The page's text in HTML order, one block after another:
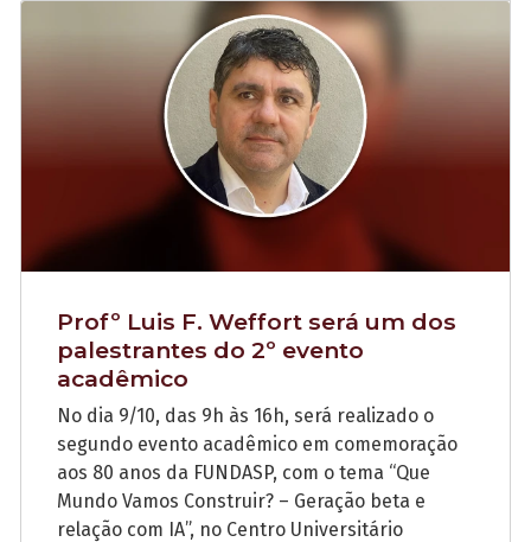
Profº Luis F. Weffort será um dos
palestrantes do 2º evento
acadêmico
No dia 9/10, das 9h às 16h, será realizado o
segundo evento acadêmico em comemoração
aos 80 anos da FUNDASP, com o tema “Que
Mundo Vamos Construir? – Geração beta e
relação com IA”, no Centro Universitário